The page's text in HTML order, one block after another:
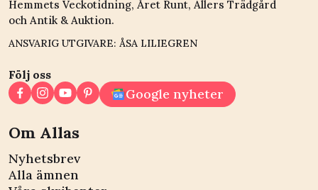
Hemmets Veckotidning, Året Runt, Allers Trädgård
och Antik & Auktion.
ANSVARIG UTGIVARE: ÅSA LILIEGREN
Följ oss
Google nyheter
Om Allas
Nyhetsbrev
Alla ämnen